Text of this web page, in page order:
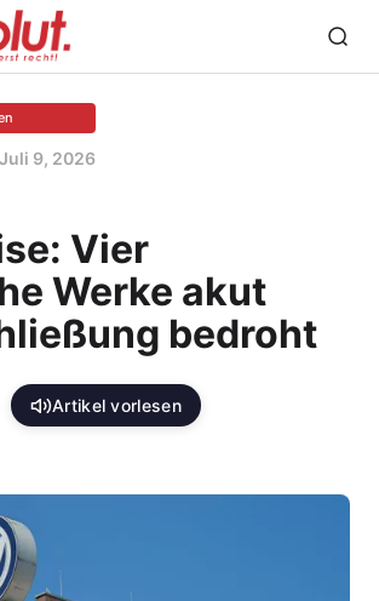
Juli 9, 2026
Vier
Werke akut
bedroht
Artikel vorlesen